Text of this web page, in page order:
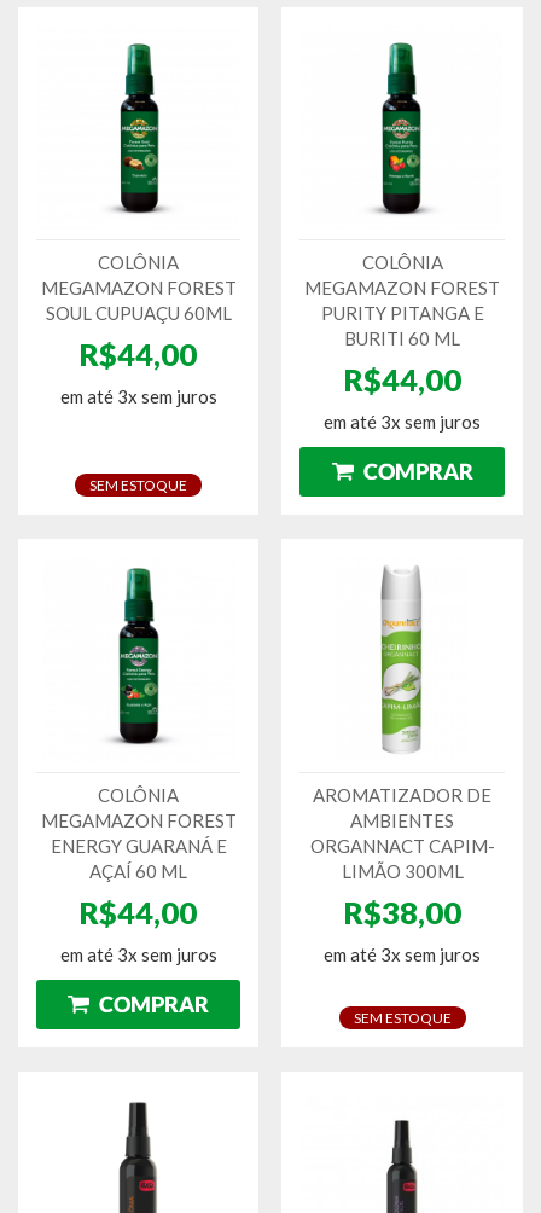
COLÔNIA
MEGAMAZON FOREST
SOUL CUPUAÇU 60ML
R$44,00
em até 3x sem juros
SEM ESTOQUE
COLÔNIA
MEGAMAZON FOREST
PURITY PITANGA E
BURITI 60 ML
R$44,00
em até 3x sem juros
COLÔNIA
MEGAMAZON FOREST
ENERGY GUARANÁ E
AÇAÍ 60 ML
R$44,00
em até 3x sem juros
AROMATIZADOR DE
AMBIENTES
ORGANNACT CAPIM-
LIMÃO 300ML
R$38,00
em até 3x sem juros
SEM ESTOQUE